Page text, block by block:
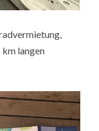
km langen